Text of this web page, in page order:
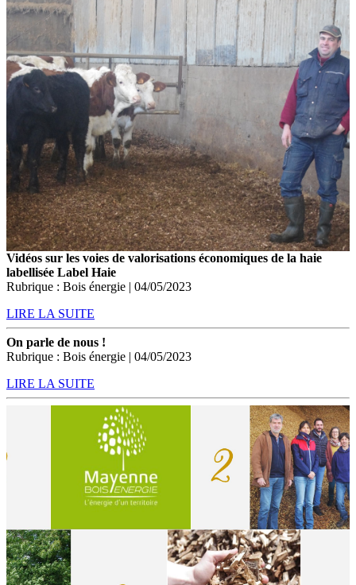
Vidéos sur les voies de valorisations économiques de la haie
labellisée Label Haie
Rubrique : Bois énergie | 04/05/2023
LIRE LA SUITE
On parle de nous !
Rubrique : Bois énergie | 04/05/2023
LIRE LA SUITE